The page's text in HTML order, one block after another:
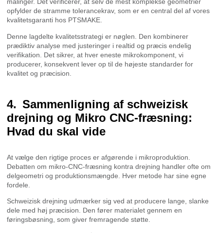
målinger. Det verificerer, at selv de mest komplekse geometrier
opfylder de stramme tolerancekrav, som er en central del af vores
kvalitetsgaranti hos PTSMAKE.
Denne lagdelte kvalitetsstrategi er nøglen. Den kombinerer
prædiktiv analyse med justeringer i realtid og præcis endelig
verifikation. Det sikrer, at hver eneste mikrokomponent, vi
producerer, konsekvent lever op til de højeste standarder for
kvalitet og præcision.
Sammenligning af schweizisk
drejning og Mikro CNC-fræsning:
Hvad du skal vide
At vælge den rigtige proces er afgørende i mikroproduktion.
Debatten om mikro-CNC-fræsning kontra drejning handler ofte om
delgeometri og produktionsmængde. Hver metode har sine egne
fordele.
Schweizisk drejning udmærker sig ved at producere lange, slanke
dele med høj præcision. Den fører materialet gennem en
føringsbøsning, som giver fremragende støtte.